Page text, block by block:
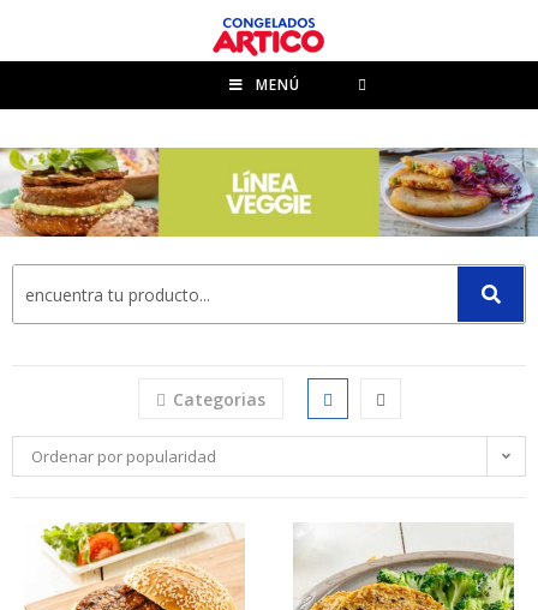
MENÚ
Inicio > Productos
Categorias
Ordenar por popularidad